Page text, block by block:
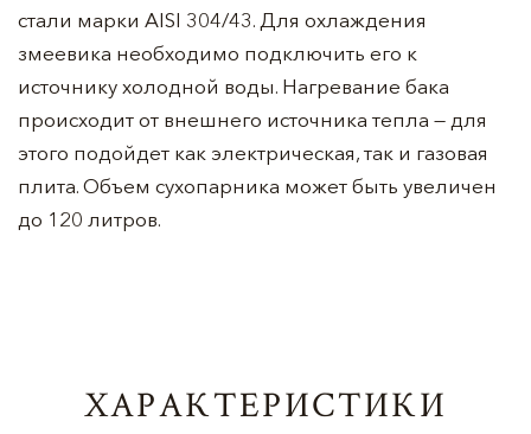
стали марки AISI 304/43. Для охлаждения
змеевика необходимо подключить его к
источнику холодной воды. Нагревание бака
происходит от внешнего источника тепла — для
этого подойдет как электрическая, так и газовая
плита. Объем сухопарника может быть увеличен
до 120 литров.
ХАРАКТЕРИСТИКИ